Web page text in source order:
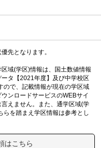
先となります。
域(学区)情報は、国土数値情報
タ【2021年度】及び中学校区
ので、記載情報が現在の学区域
ンロードサービスのWEBサイ
えません。また、通学区域(学
らを踏まえ学区情報は参考とし
はこちら